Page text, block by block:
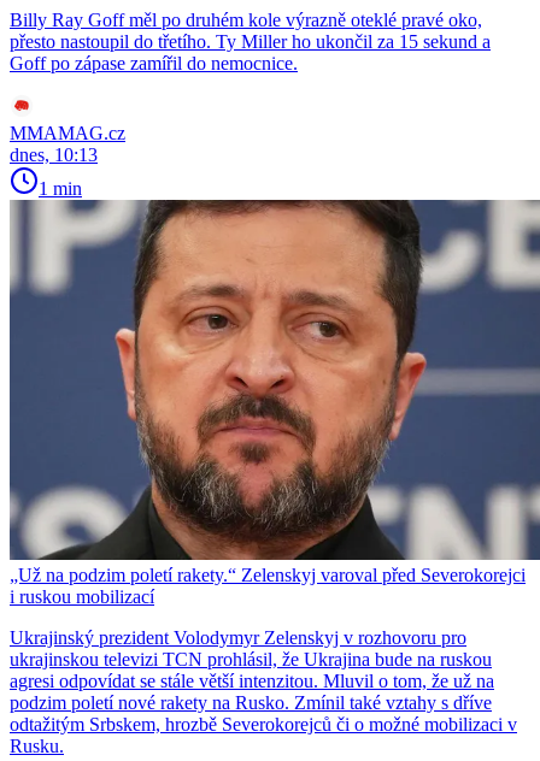
Billy Ray Goff měl po druhém kole výrazně oteklé pravé oko,
přesto nastoupil do třetího. Ty Miller ho ukončil za 15 sekund a
Goff po zápase zamířil do nemocnice.
MMAMAG.cz
dnes, 10:13
1 min
„Už na podzim poletí rakety.“ Zelenskyj varoval před Severokorejci
i ruskou mobilizací
Ukrajinský prezident Volodymyr Zelenskyj v rozhovoru pro
ukrajinskou televizi TCN prohlásil, že Ukrajina bude na ruskou
agresi odpovídat se stále větší intenzitou. Mluvil o tom, že už na
podzim poletí nové rakety na Rusko. Zmínil také vztahy s dříve
odtažitým Srbskem, hrozbě Severokorejců či o možné mobilizaci v
Rusku.